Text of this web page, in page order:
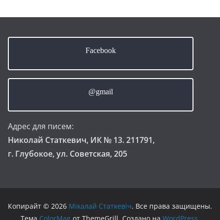
Facebook
@gmail
Адрес для писем:
Николай Статкевич, ИК № 13. 211791,
г. Глубокое, ул. Советская, 205
Копирайт © 2026 Мікалай Статкевіч. Все права защищены.